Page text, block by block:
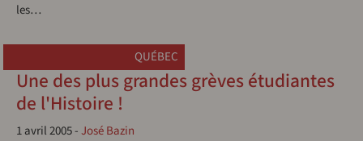
les…
QUÉBEC
Une des plus grandes grèves étudiantes
de l'Histoire !
1 avril 2005-José Bazin